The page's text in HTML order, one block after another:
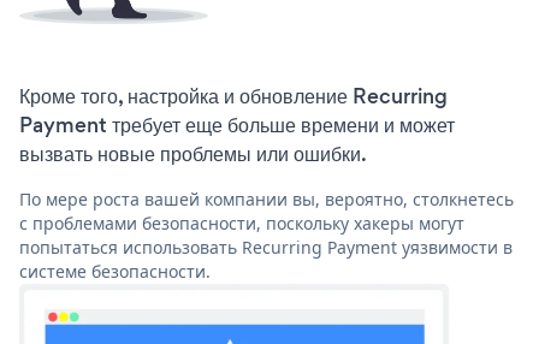
Кроме того, настройка и обновление Recurring
Payment требует еще больше времени и может
вызвать новые проблемы или ошибки.
По мере роста вашей компании вы, вероятно, столкнетесь
с проблемами безопасности, поскольку хакеры могут
попытаться использовать Recurring Payment уязвимости в
системе безопасности.